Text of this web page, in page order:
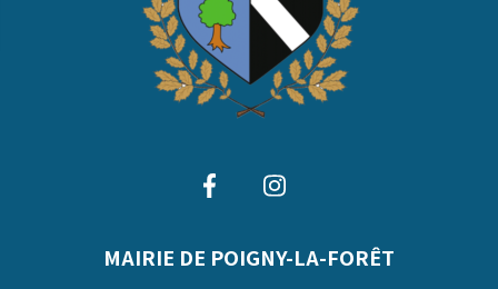
MAIRIE DE POIGNY-LA-FORÊT